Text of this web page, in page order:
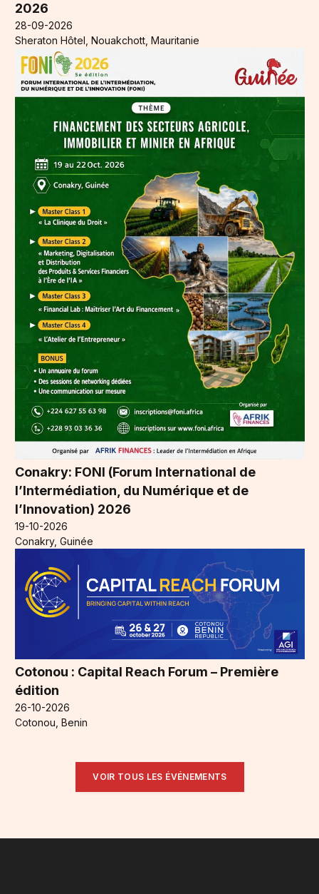
2026
28-09-2026
Sheraton Hôtel, Nouakchott, Mauritanie
Conakry: FONI (Forum International de
l’Intermédiation, du Numérique et de
l’Innovation) 2026
19-10-2026
Conakry, Guinée
Cotonou : Capital Reach Forum – Première
édition
26-10-2026
Cotonou, Benin
VOIR TOUS LES ÉVÉNEMENTS